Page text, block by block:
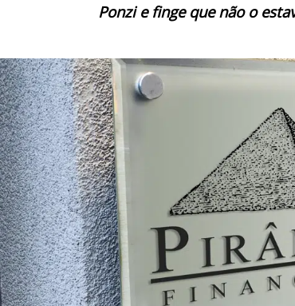
Ponzi e finge que não o